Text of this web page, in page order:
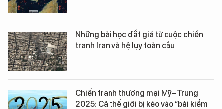
Những bài học đắt giá từ cuộc chiến
tranh Iran và hệ lụy toàn cầu
Chiến tranh thương mại Mỹ–Trung
2025: Cả thế giới bị kéo vào “bài kiểm